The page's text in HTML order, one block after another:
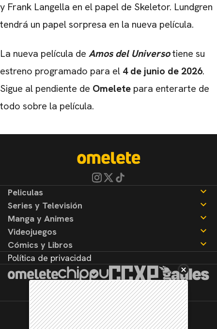
y Frank Langella en el papel de Skeletor. Lundgren
tendrá un papel sorpresa en la nueva película.
La nueva película de Amos del Universotiene su
estreno programado para el 4 de junio de 2026.
Sigue al pendiente de Omelete para enterarte de
todo sobre la película.
Peliculas
Noticias
Reseñas
Series y Televisión
Noticias
Reseñas
Manga y Animes
Noticias
Reseñas
Videojuegos
Noticias
Reseñas
Cómics y Libros
Noticias
Reseñas
Política de privacidad
©2026. Todos los derechos reservados.